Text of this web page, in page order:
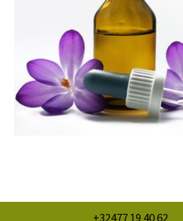
+32477 19 40 62